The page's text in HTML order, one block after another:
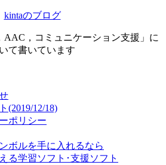
kintaのブログ
AAC，コミュニケーション支援」に
て書いています
(2019/12/18)
ポリシー
ボルを手に入れるなら
る学習ソフト･支援ソフト